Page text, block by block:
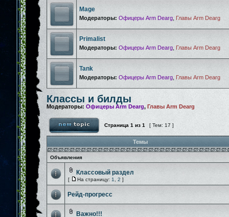
Mage
Модераторы: Офицеры Arm Dearg Главы Arm Dearg
Primalist
Модераторы: Офицеры Arm Dearg Главы Arm Dearg
Tank
Модераторы: Офицеры Arm Dearg Главы Arm Dearg
Классы и билды
Модераторы: Офицеры Arm Dearg, Главы Arm Dearg
Страница 1 из 1 [ Тем: 17 ]
Темы
Объявления
Классовый раздел
[ На страницу: 1 2 ]
Рейд-прогресс
Важно!!!